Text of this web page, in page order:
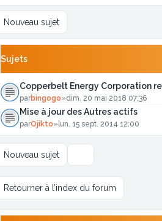
Nouveau sujet
Sujets
Copperbelt Energy Corporation
parbingogo»dim. 20 mai 2018 07:36
Mise à jour des Autres actifs
parOjikto»lun. 15 sept. 2014 12:00
Nouveau sujet
Retourner à l’index du forum